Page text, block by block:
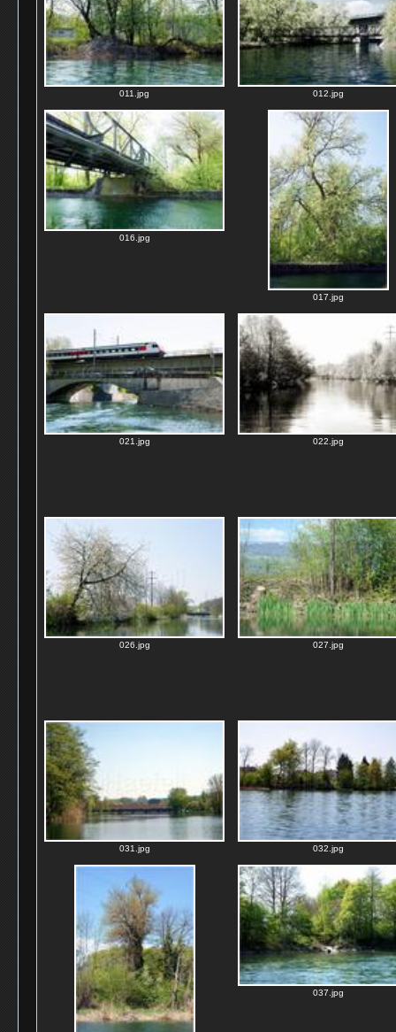
011.jpg 012.jpg
016.jpg
017.jpg
021.jpg 022.jpg
026.jpg 027.jpg
031.jpg 032.jpg
037.jpg